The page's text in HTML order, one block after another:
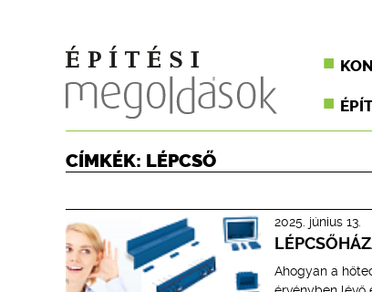
CÍMKÉK: LÉPCSŐ
2025. június 13.
Ahogyan a